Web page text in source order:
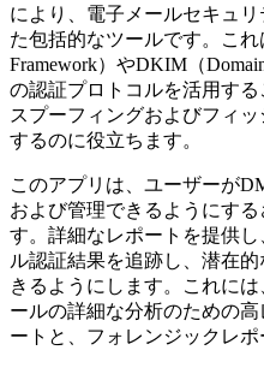
により、電子メールセキュ
た包括的なツールです。これ
Framework）やDKIM（
の認証プロトコルを活用す
スプーフィングおよびフィ
するのに役立ちます。
このアプリは、ユーザーが
および管理できるようにす
す。詳細なレポートを提供
ル認証結果を追跡し、潜在
きるようにします。これに
ールの詳細な分析のための
ートと、フォレンジックレポ